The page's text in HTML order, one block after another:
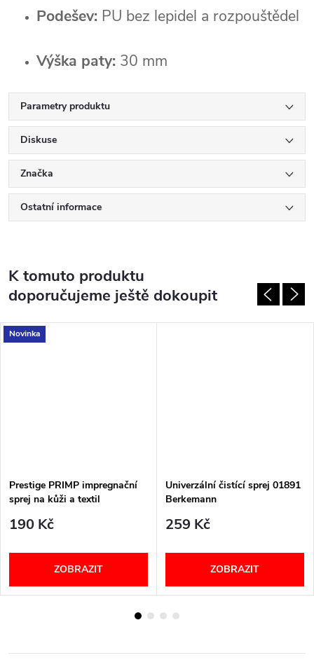
Podešev: PU bez lepidel a rozpouštědel
Výška paty: 30 mm
Parametry produktu
Diskuse
Značka
Ostatní informace
K tomuto produktu
doporučujeme ještě dokoupit
Novinka
Prestige PRIMP impregnační
sprej na kůži a textil
190 Kč
ZOBRAZIT
Univerzální čistící sprej 01891
Berkemann
259 Kč
ZOBRAZIT